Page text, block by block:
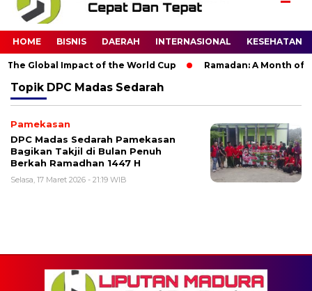
HOME BISNIS DAERAH INTERNASIONAL KESEHATAN
Global Impact of the World Cup Ramadan: A Month of
Topik DPC Madas Sedarah
Pamekasan
DPC Madas Sedarah Pamekasan
Bagikan Takjil di Bulan Penuh
Berkah Ramadhan 1447 H
Selasa, 17 Maret 2026 - 21:19 WIB